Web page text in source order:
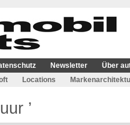
Newsletter
Über
Locations
’